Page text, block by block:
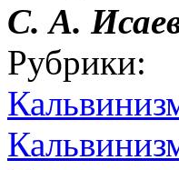
С. А.
Рубрики: